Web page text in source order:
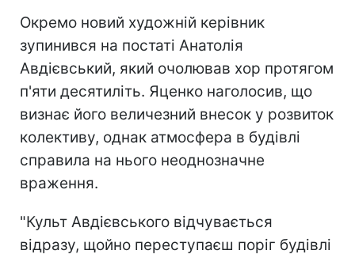
Окремо новий художній керівник
зупинився на постаті Анатолія
Авдієвський, який очолював хор протягом
п'яти десятиліть. Яценко наголосив, що
визнає його величезний внесок у розвиток
колективу, однак атмосфера в будівлі
справила на нього неоднозначне
враження.
"Культ Авдієвського відчувається
відразу, щойно переступаєш поріг будівлі